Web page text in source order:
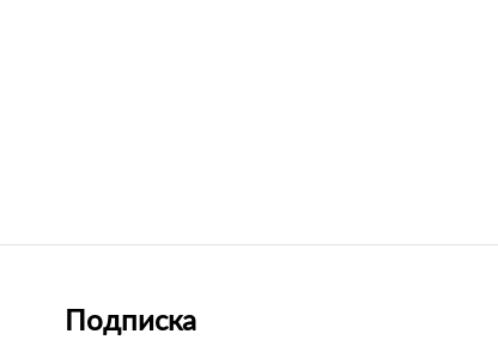
Подписка